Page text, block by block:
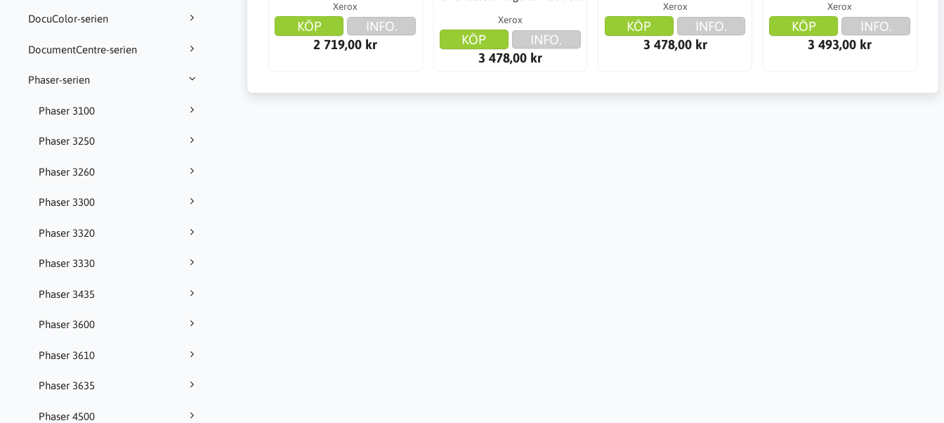
DocuColor-serien
DocumentCentre-serien
Phaser-serien
Phaser 3100
Phaser 3250
Phaser 3260
Phaser 3300
Phaser 3320
Phaser 3330
Phaser 3435
Phaser 3600
Phaser 3610
Phaser 3635
Phaser 4500
Xerox
KÖP
INFO.
2 719,00 kr
Xerox
KÖP
INFO.
3 478,00 kr
Xerox
KÖP
INFO.
3 478,00 kr
Xerox
KÖP
INFO.
3 493,00 kr